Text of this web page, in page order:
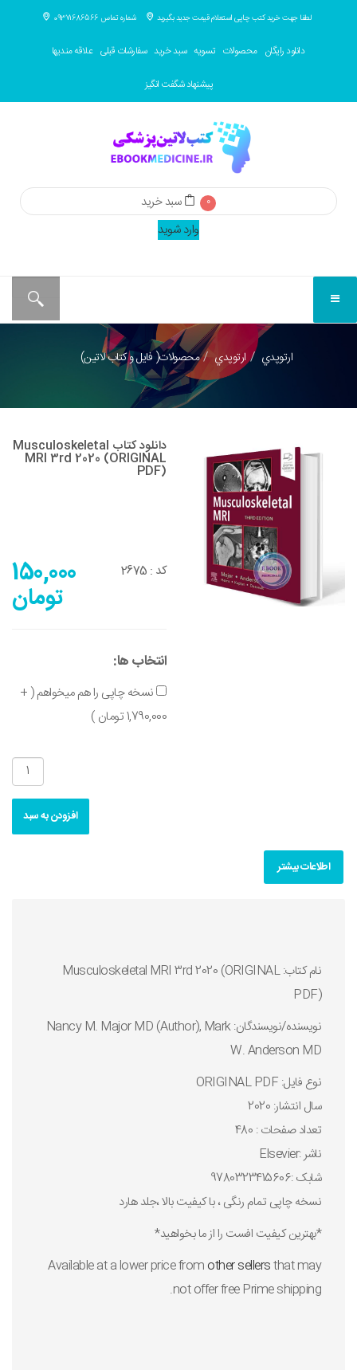
شماره تماس 09371686566 لطفا جهت خرید کتب چاپی استعلام قیمت جدید بگیرید
علاقه مندیها سفارشات قبلی سبد خرید تسویه محصولات دانلود رایگان
پیشنهاد شگفت انگیز
سبد خرید 0
وارد شوید
محصولات( فایل و کتاب لاتین) ارتوپدي ارتوپدي
دانلود کتاب Musculoskeletal
MRI 3rd 2020 (ORIGINAL
PDF)
150,000
تومان
کد : 2675
انتخاب ها:
نسخه چاپی را هم میخواهم ( +
1,790,000 تومان )
افزودن به سبد
اطلاعات بیشتر
نام کتاب: Musculoskeletal MRI 3rd 2020 (ORIGINAL
PDF)
نويسنده/نويسندگان: Nancy M. Major MD (Author), Mark
W. Anderson MD
نوع فايل: ORIGINAL PDF
سال انتشار: 2020
تعداد صفحات : 480
ناشر :‎ ‎ Elsevier
شابک :9780323415606
نسخه چاپی تمام رنگی ، با کیفیت بالا ،جلد هارد
*بهترین کیفیت افست را از ما بخواهید*
Available at a lower price fromother sellersthat may
not offer free Prime shipping.